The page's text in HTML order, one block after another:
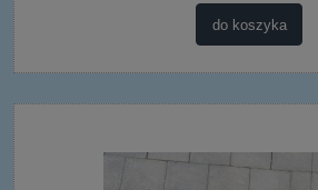
do koszyka